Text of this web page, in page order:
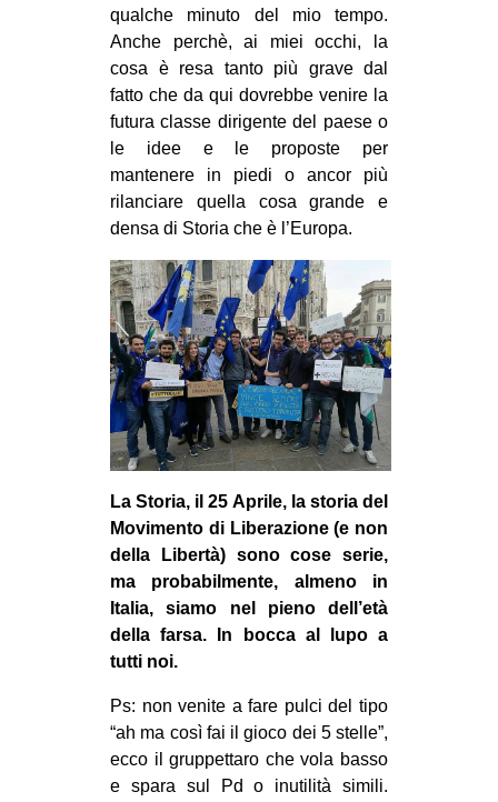
qualche minuto del mio tempo.
Anche perchè, ai miei occhi, la
cosa è resa tanto più grave dal
fatto che da qui dovrebbe venire la
futura classe dirigente del paese o
le idee e le proposte per
mantenere in piedi o ancor più
rilanciare quella cosa grande e
densa di Storia che è l’Europa.
La Storia, il 25 Aprile, la storia del
Movimento di Liberazione (e non
della Libertà) sono cose serie,
ma probabilmente, almeno in
Italia, siamo nel pieno dell’età
della farsa. In bocca al lupo a
tutti noi.
Ps: non venite a fare pulci del tipo
“ah ma così fai il gioco dei 5 stelle”,
ecco il gruppettaro che vola basso
e spara sul Pd o inutilità simili.